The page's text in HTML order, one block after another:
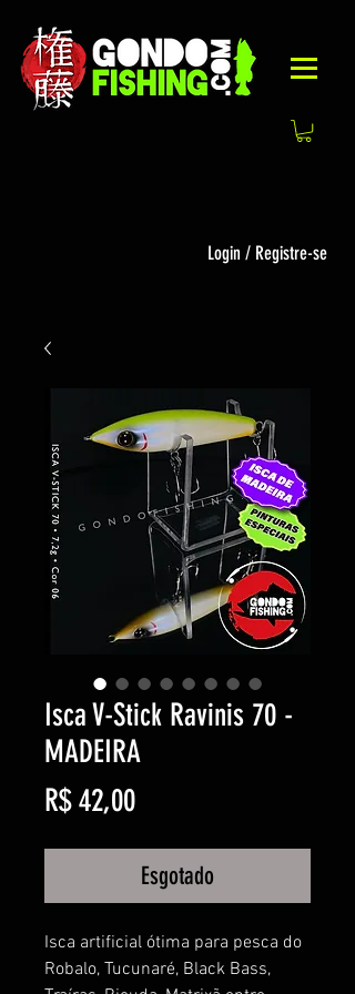
Login / Registre-se
Isca V-Stick Ravinis 70 -
MADEIRA
R$ 42,00Preço
Esgotado
Isca artificial ótima para pesca do
Robalo, Tucunaré, Black Bass,